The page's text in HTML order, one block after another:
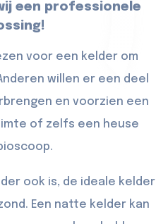
een professionele
voor een kelder om
willen er een deel
en voorzien een
of zelfs een heuse
ook is, de ideale kelder
Een natte kelder kan